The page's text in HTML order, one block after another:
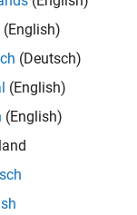
(English)
(Deutsch)
(English)
(English)